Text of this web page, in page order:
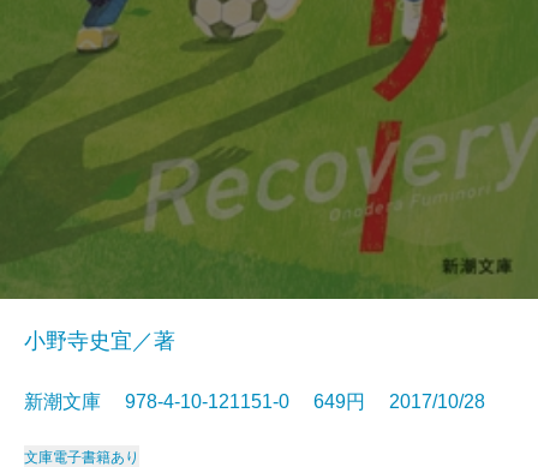
小野寺史宜／著
新潮文庫 978-4-10-121151-0 649円 2017/10/28
文庫電子書籍あり